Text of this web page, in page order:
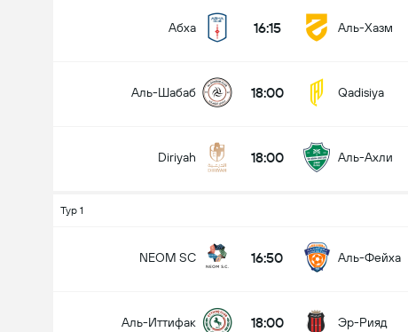
Абха 16:15 Аль-Хазм
Аль-Шабаб 18:00 Qadisiya
Diriyah 18:00 Аль-Ахли
Тур 1
NEOM SC 16:50 Аль-Фейха
Аль-Иттифак 18:00 Эр-Рияд